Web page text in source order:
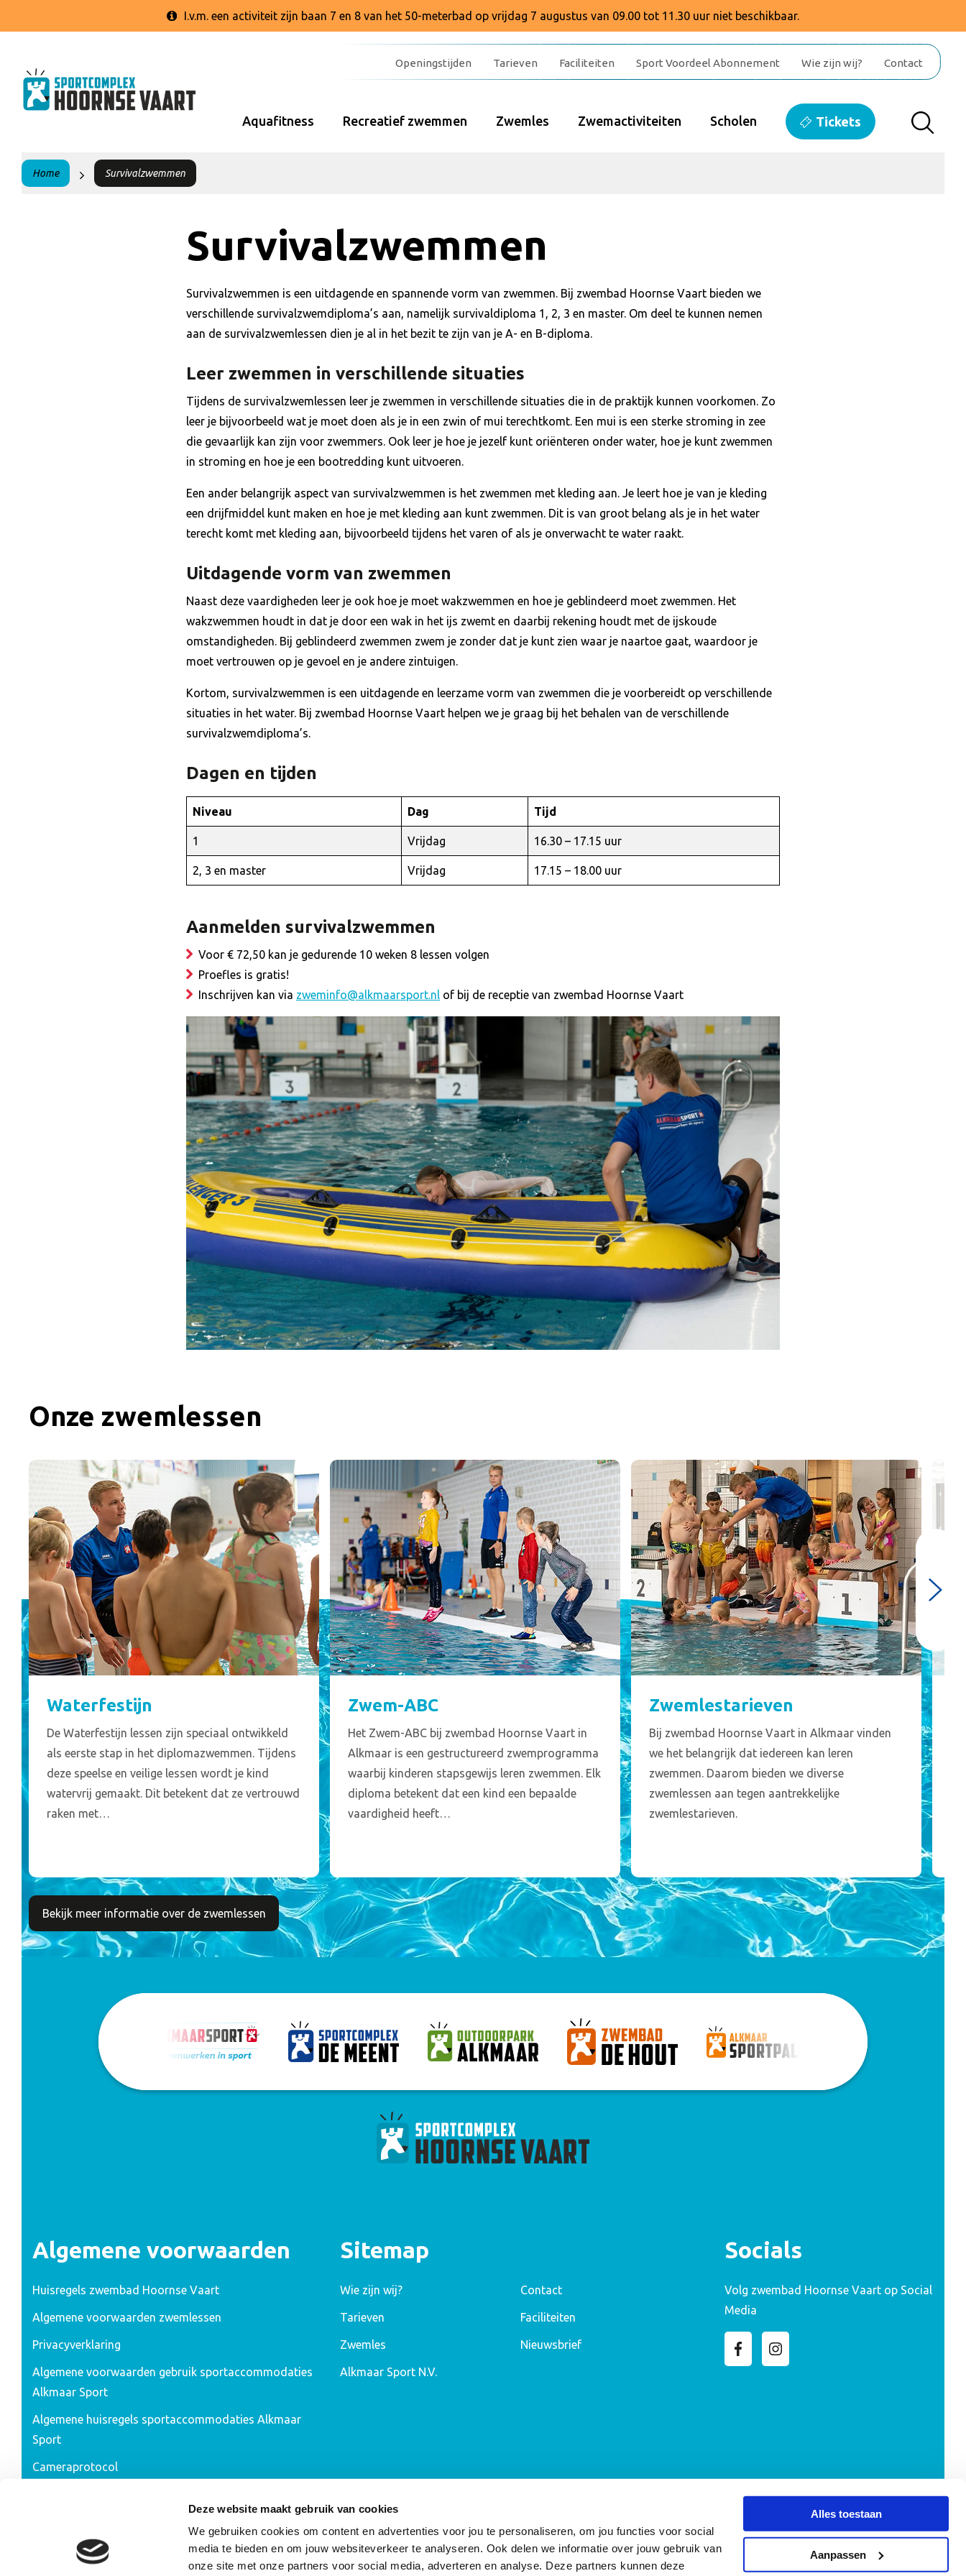
Deze website maakt gebruik van cookies
We gebruiken cookies om content en advertenties voor jou te personaliseren, om jou functies voor social
media te bieden en om jouw websiteverkeer te analyseren. Ook delen we informatie over jouw gebruik van
onze site met onze partners voor social media, adverteren en analyse. Deze partners kunnen deze
Alles toestaan
Aanpassen
I.v.m. een activiteit zijn baan 7 en 8 van het 50-meterbad op vrijdag 7 augustus van 09.00 tot 11.30 uur niet beschikbaar.
Openingstijden Tarieven Faciliteiten Sport Voordeel Abonnement Wie zijn wij? Contact
Aquafitness Recreatief zwemmen Zwemles Zwemactiviteiten Scholen Tickets
Home Survivalzwemmen
Survivalzwemmen
Survivalzwemmen is een uitdagende en spannende vorm van zwemmen. Bij zwembad Hoornse Vaart bieden we
verschillende survivalzwemdiploma’s aan, namelijk survivaldiploma 1, 2, 3 en master. Om deel te kunnen nemen
aan de survivalzwemlessen dien je al in het bezit te zijn van je A- en B-diploma.
Leer zwemmen in verschillende situaties
Tijdens de survivalzwemlessen leer je zwemmen in verschillende situaties die in de praktijk kunnen voorkomen. Zo
leer je bijvoorbeeld wat je moet doen als je in een zwin of mui terechtkomt. Een mui is een sterke stroming in zee
die gevaarlijk kan zijn voor zwemmers. Ook leer je hoe je jezelf kunt oriënteren onder water, hoe je kunt zwemmen
in stroming en hoe je een bootredding kunt uitvoeren.
Een ander belangrijk aspect van survivalzwemmen is het zwemmen met kleding aan. Je leert hoe je van je kleding
een drijfmiddel kunt maken en hoe je met kleding aan kunt zwemmen. Dit is van groot belang als je in het water
terecht komt met kleding aan, bijvoorbeeld tijdens het varen of als je onverwacht te water raakt.
Uitdagende vorm van zwemmen
Naast deze vaardigheden leer je ook hoe je moet wakzwemmen en hoe je geblindeerd moet zwemmen. Het
wakzwemmen houdt in dat je door een wak in het ijs zwemt en daarbij rekening houdt met de ijskoude
omstandigheden. Bij geblindeerd zwemmen zwem je zonder dat je kunt zien waar je naartoe gaat, waardoor je
moet vertrouwen op je gevoel en je andere zintuigen.
Kortom, survivalzwemmen is een uitdagende en leerzame vorm van zwemmen die je voorbereidt op verschillende
situaties in het water. Bij zwembad Hoornse Vaart helpen we je graag bij het behalen van de verschillende
survivalzwemdiploma’s.
Dagen en tijden
Niveau Dag Tijd
1 Vrijdag 16.30 – 17.15 uur
2, 3 en master Vrijdag 17.15 – 18.00 uur
Aanmelden survivalzwemmen
Voor € 72,50 kan je gedurende 10 weken 8 lessen volgen
Proefles is gratis!
Inschrijven kan via zweminfo@alkmaarsport.nl of bij de receptie van zwembad Hoornse Vaart
Onze zwemlessen
Waterfestijn
De Waterfestijn lessen zijn speciaal ontwikkeld
als eerste stap in het diplomazwemmen. Tijdens
deze speelse en veilige lessen wordt je kind
watervrij gemaakt. Dit betekent dat ze vertrouwd
raken met…
Zwem-ABC
Het Zwem-ABC bij zwembad Hoornse Vaart in
Alkmaar is een gestructureerd zwemprogramma
waarbij kinderen stapsgewijs leren zwemmen. Elk
diploma betekent dat een kind een bepaalde
vaardigheid heeft…
Zwemlestarieven
Bij zwembad Hoornse Vaart in Alkmaar vinden
we het belangrijk dat iedereen kan leren
zwemmen. Daarom bieden we diverse
zwemlessen aan tegen aantrekkelijke
zwemlestarieven.
Bekijk meer informatie over de zwemlessen
Algemene voorwaarden
Huisregels zwembad Hoornse Vaart
Algemene voorwaarden zwemlessen
Privacyverklaring
Algemene voorwaarden gebruik sportaccommodaties
Alkmaar Sport
Algemene huisregels sportaccommodaties Alkmaar
Sport
Cameraprotocol
Sitemap
Wie zijn wij? Contact
Tarieven Faciliteiten
Zwemles Nieuwsbrief
Alkmaar Sport N.V.
Socials
Volg zwembad Hoornse Vaart op Social
Media